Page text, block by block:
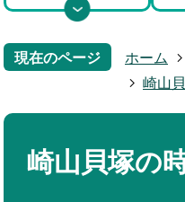
現在のページ ホーム
崎山
崎山貝塚の